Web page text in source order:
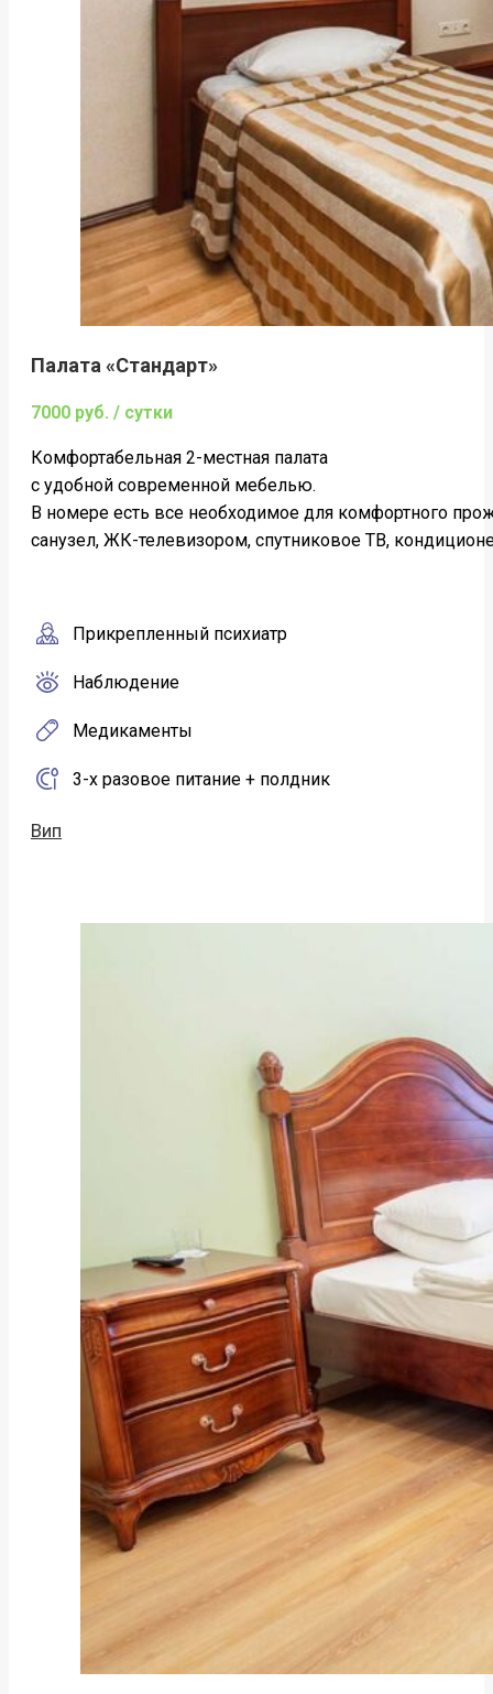
Палата «Стандарт»
7000 руб. / сутки
Комфортабельная 2-местная палата
c удобной современной мебелью.
В номере есть все необходимое для комфортного
санузел, ЖК-телевизором, спутниковое ТВ,
Прикрепленный психиатр
Наблюдение
Медикаменты
3-х разовое питание + полдник
Вип